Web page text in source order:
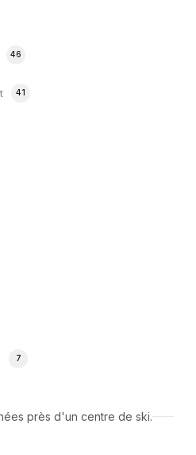
46
41
7
près d'un centre de ski.